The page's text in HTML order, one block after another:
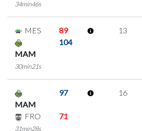
34min46s
MES 89
MAM
104
30min21s
13
MAM
97
FRO 71
31min28s
16